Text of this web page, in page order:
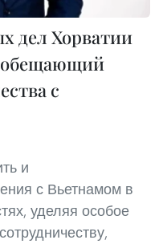
дел Хорватии
c
и
с Вьетнамом в
уделяя особое